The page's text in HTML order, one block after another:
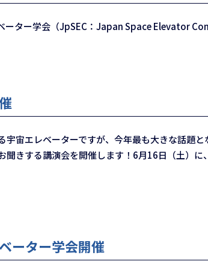
ター学会（JpSEC：Japan Space Elevator
宙エレベーターですが、今年最も大きな話題
聞きする講演会を開催します！6月16日（土）
ーター学会開催